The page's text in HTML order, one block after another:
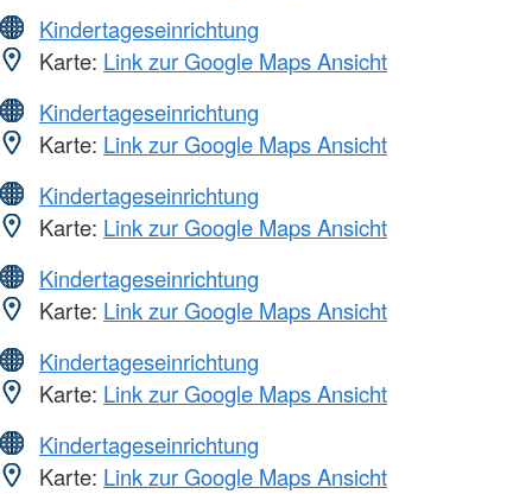
Kindertageseinrichtung
Karte: Link zur Google Maps Ansicht
Kindertageseinrichtung
Karte: Link zur Google Maps Ansicht
Kindertageseinrichtung
Karte: Link zur Google Maps Ansicht
Kindertageseinrichtung
Karte: Link zur Google Maps Ansicht
Kindertageseinrichtung
Karte: Link zur Google Maps Ansicht
Kindertageseinrichtung
Karte: Link zur Google Maps Ansicht